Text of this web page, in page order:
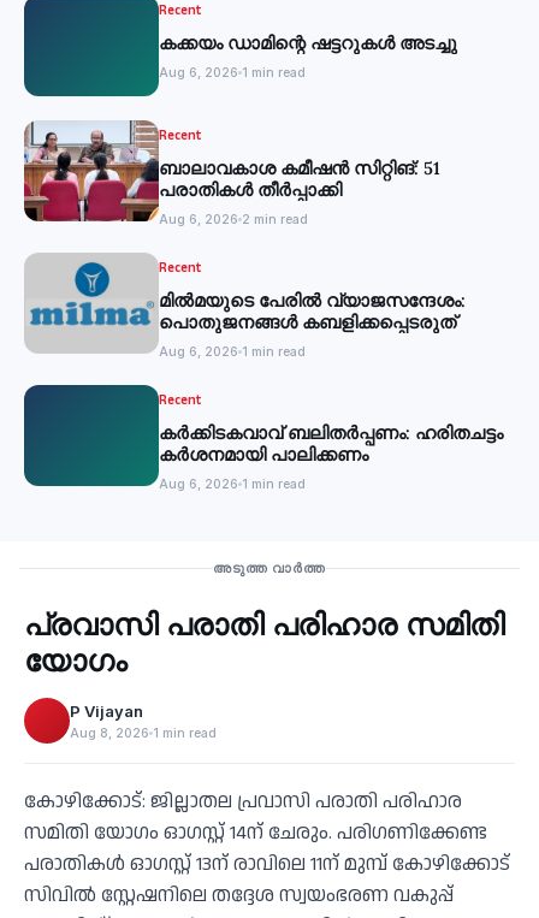
Recent
കക്കയം ഡാമിന്റെ ഷട്ടറുകള്‍ അടച്ചു
Aug 6, 2026 1 min read
Recent
ബാലാവകാശ കമീഷന്‍ സിറ്റിങ്: 51
പരാതികള്‍ തീര്‍പ്പാക്കി
Aug 6, 2026 2 min read
Recent
മില്‍മയുടെ പേരില്‍ വ്യാജസന്ദേശം:
പൊതുജനങ്ങള്‍ കബളിക്കപ്പെടരുത്
Aug 6, 2026 1 min read
Recent
കര്‍ക്കിടകവാവ് ബലിതര്‍പ്പണം: ഹരിതചട്ടം
കര്‍ശനമായി പാലിക്കണം
Aug 6, 2026 1 min read
അടുത്ത വാർത്ത
‹
പ്രവാസി പരാതി പരിഹാര സമിതി
യോഗം
P Vijayan
Aug 8, 2026 1 min read
കോഴിക്കോട്: ജില്ലാതല പ്രവാസി പരാതി പരിഹാര
സമിതി യോഗം ഓഗസ്റ്റ് 14ന് ചേരും. പരിഗണിക്കേണ്ട
പരാതികള്‍ ഓഗസ്റ്റ് 13ന് രാവിലെ 11ന് മുമ്പ് കോഴിക്കോട്
സിവില്‍ സ്റ്റേഷനിലെ തദ്ദേശ സ്വയംഭരണ വകുപ്പ്